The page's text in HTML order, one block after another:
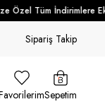
Özel Tüm İndirimlere Ek
Sipariş Takip
Sepetim